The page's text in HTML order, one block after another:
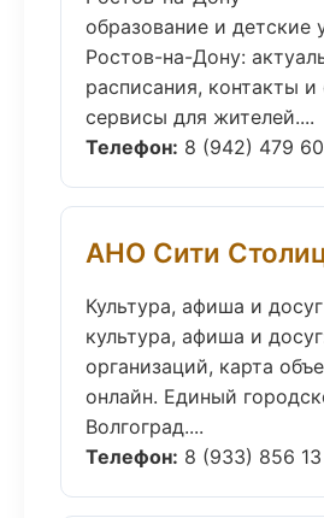
образование и детские
Ростов-на-Дону:
расписания, контакты
сервисы для жителей....
Телефон: 8 (942) 479
АНО Сити
Культура, афиша и
культура, афиша и
организаций, карта
онлайн. Единый
Волгоград....
Телефон: 8 (933) 856